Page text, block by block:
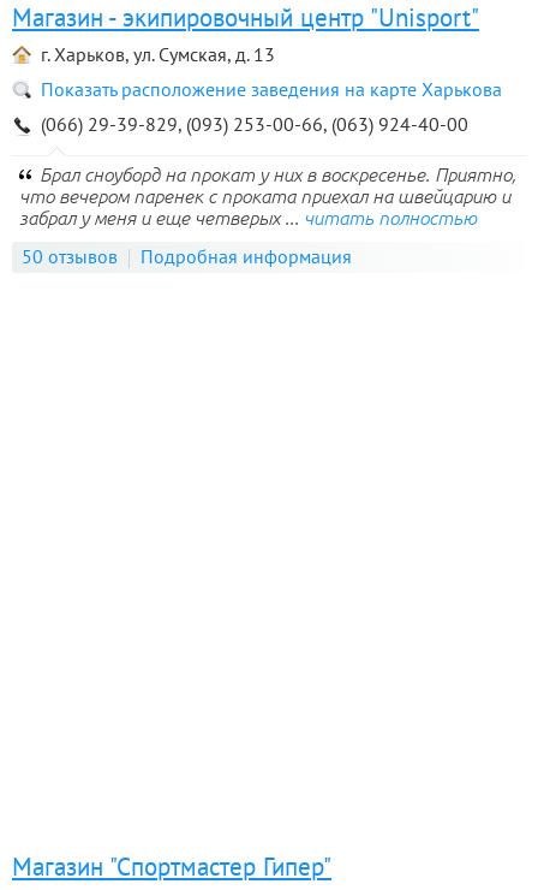
Магазин - экипировочный центр "Unisport"
г. Харьков, ул. Сумская, д. 13
Показать расположение заведения на карте Харькова
(066) 29-39-829, (093) 253-00-66, (063) 924-40-00
Брал сноуборд на прокат у них в воскресенье. Приятно,
что вечером паренек с проката приехал на швейцарию и
забрал у меня и еще четверых ... читать полностью
50 отзывов Подробная информация
Магазин "Спортмастер Гипер"